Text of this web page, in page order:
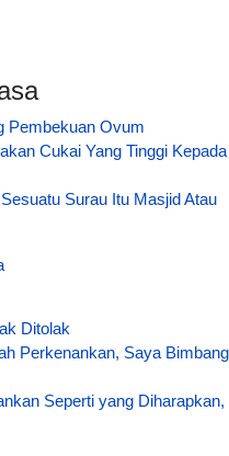
Pembekuan Ovum
Cukai Yang Tinggi Kepada
Surau Itu Masjid Atau
Ditolak
Perkenankan, Saya Bimbang
Seperti yang Diharapkan,